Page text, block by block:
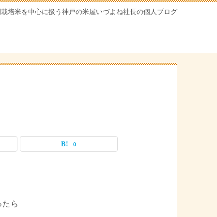
培米を中心に扱う神戸の米屋いづよね社長の個人ブログ
0
たら